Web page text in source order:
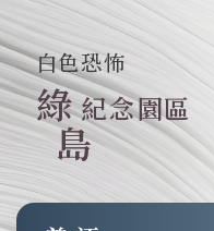
白色恐怖
綠
島
紀念園區